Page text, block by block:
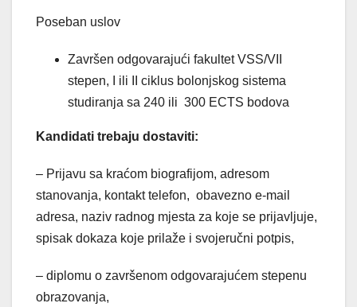
Poseban uslov
Završen odgovarajući fakultet VSS/VII
stepen, I ili II ciklus bolonjskog sistema
studiranja sa 240 ili 300 ECTS bodova
Kandidati trebaju dostaviti:
– Prijavu sa kraćom biografijom, adresom
stanovanja, kontakt telefon, obavezno e-mail
adresa, naziv radnog mjesta za koje se prijavljuje,
spisak dokaza koje prilaže i svojeručni potpis,
– diplomu o završenom odgovarajućem stepenu
obrazovanja,